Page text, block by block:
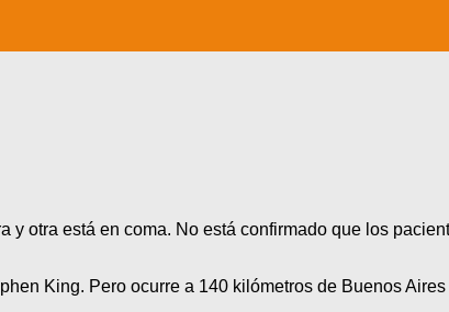
otra está en coma. No está confirmado que los
King. Pero ocurre a 140 kilómetros de Buenos